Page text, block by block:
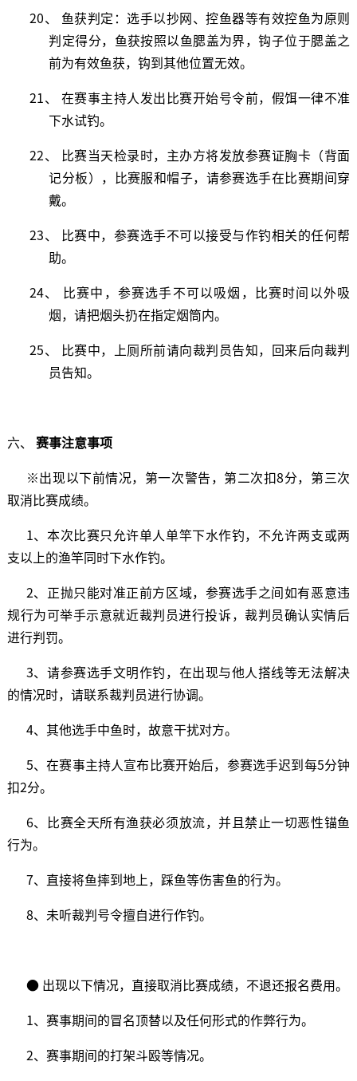
20、 鱼获判定：选手以抄网、控鱼器等有效控鱼为原则
判定得分，鱼获按照以鱼腮盖为界，钩子位于腮盖之
前为有效鱼获，钩到其他位置无效。
21、 在赛事主持人发出比赛开始号令前，假饵一律不准
下水试钓。
22、 比赛当天检录时，主办方将发放参赛证胸卡（背面
记分板），比赛服和帽子，请参赛选手在比赛期间穿
戴。
23、 比赛中，参赛选手不可以接受与作钓相关的任何帮
助。
24、 比赛中，参赛选手不可以吸烟，比赛时间以外吸
烟，请把烟头扔在指定烟筒内。
25、 比赛中，上厕所前请向裁判员告知，回来后向裁判
员告知。
六、 赛事注意事项
※出现以下前情况，第一次警告，第二次扣8分，第三次
取消比赛成绩。
1、本次比赛只允许单人单竿下水作钓，不允许两支或两
支以上的渔竿同时下水作钓。
2、正抛只能对准正前方区域，参赛选手之间如有恶意违
规行为可举手示意就近裁判员进行投诉，裁判员确认实情后
进行判罚。
3、请参赛选手文明作钓，在出现与他人搭线等无法解决
的情况时，请联系裁判员进行协调。
4、其他选手中鱼时，故意干扰对方。
5、在赛事主持人宣布比赛开始后，参赛选手迟到每5分钟
扣2分。
6、比赛全天所有渔获必须放流，并且禁止一切恶性锚鱼
行为。
7、直接将鱼摔到地上，踩鱼等伤害鱼的行为。
8、未听裁判号令擅自进行作钓。
● 出现以下情况，直接取消比赛成绩，不退还报名费用。
1、赛事期间的冒名顶替以及任何形式的作弊行为。
2、赛事期间的打架斗殴等情况。